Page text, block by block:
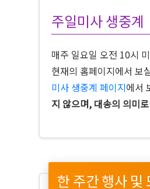
주일미사 생중계
매주 일요일 오전 10시
현재의 홈페이지에서 보
미사 생중계 페이지에서
지 않으며, 대송의 의미
한 주간 행사 및